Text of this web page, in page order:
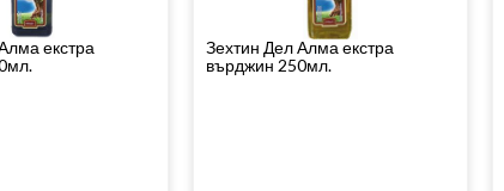
екстра
Зехтин Дел Алма екстра
върджин 250мл.